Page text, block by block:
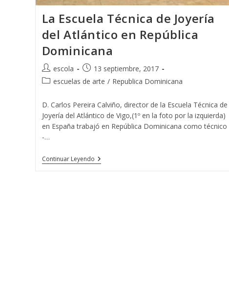
La Escuela Técnica de Joyería
del Atlántico en República
Dominicana
Autor
de
escola
Publicación
de
13 septiembre, 2017
Categoría
la
entrada:
escuelas de arte / Republica Dominicana
D. Carlos Pereira Calviño, director de la Escuela Técnica de
Joyería del Atlántico de Vigo,(1º en la foto por la izquierda)
en España trabajó en República Dominicana como técnico
-…
Continuar LeyendoLa
Escuela